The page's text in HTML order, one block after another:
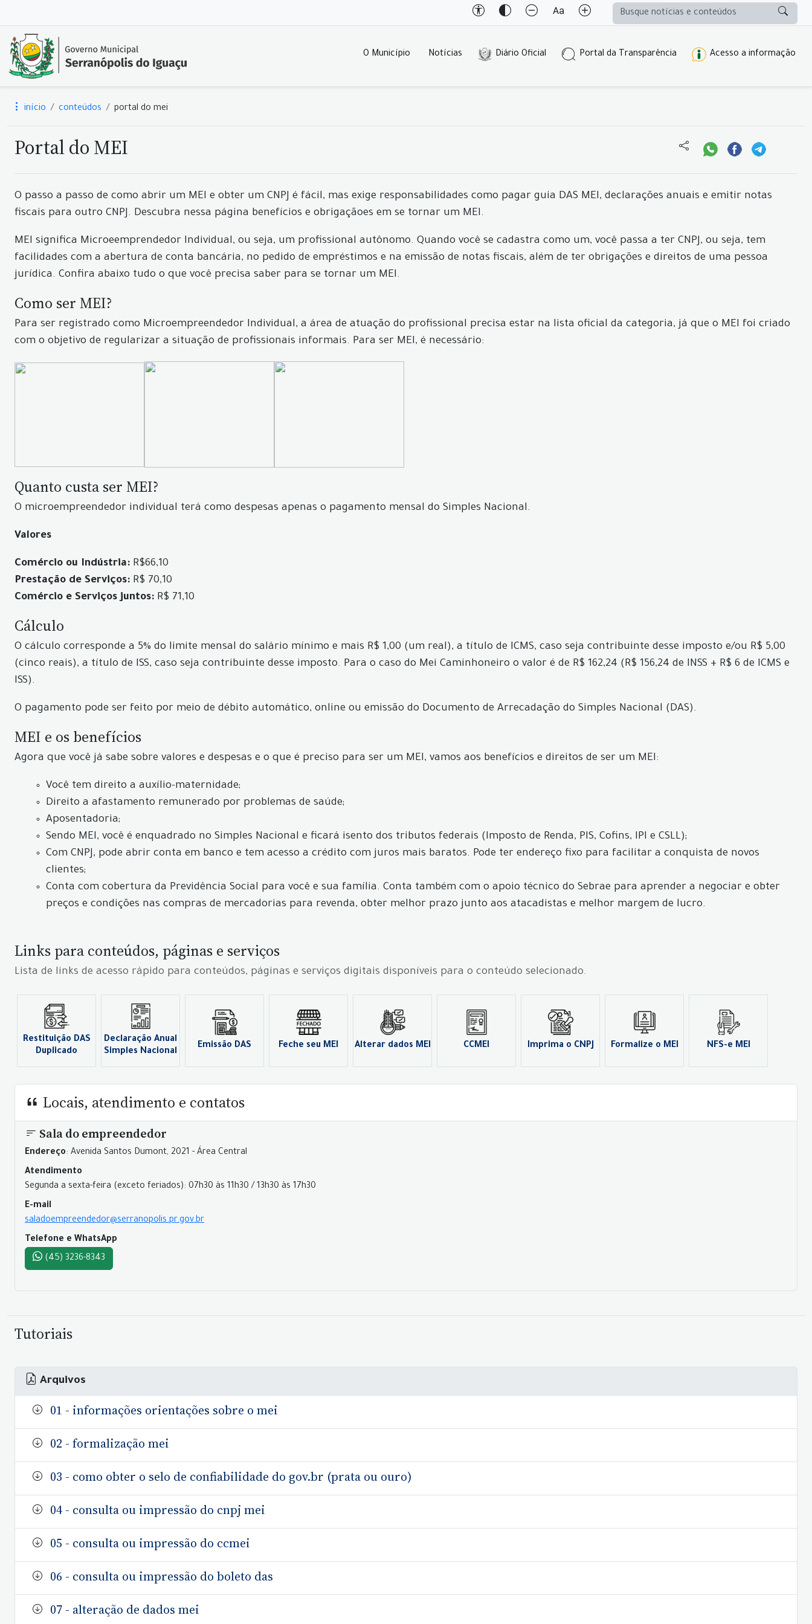
O Município Notícias Diário Oficial Portal da Transparência Acesso a informação
início conteúdos portal do mei
Portal do MEI
O passo a passo de como abrir um MEI e obter um CNPJ é fácil, mas exige responsabilidades como pagar guia DAS MEI, declarações anuais e emitir notas
fiscais para outro CNPJ. Descubra nessa página benefícios e obrigaçãoes em se tornar um MEI.
MEI significa Microeemprendedor Individual, ou seja, um profissional autônomo. Quando você se cadastra como um, você passa a ter CNPJ, ou seja, tem
facilidades com a abertura de conta bancária, no pedido de empréstimos e na emissão de notas fiscais, além de ter obrigações e direitos de uma pessoa
jurídica. Confira abaixo tudo o que você precisa saber para se tornar um MEI.
Como ser MEI?
Para ser registrado como Microempreendedor Individual, a área de atuação do profissional precisa estar na lista oficial da categoria, já que o MEI foi criado
com o objetivo de regularizar a situação de profissionais informais. Para ser MEI, é necessário:
Quanto custa ser MEI?
O microempreendedor individual terá como despesas apenas o pagamento mensal do Simples Nacional.
Valores
Comércio ou Indústria: R$66,10
Prestação de Serviços: R$ 70,10
Comércio e Serviços juntos: R$ 71,10
Cálculo
O cálculo corresponde a 5% do limite mensal do salário mínimo e mais R$ 1,00 (um real), a título de ICMS, caso seja contribuinte desse imposto e/ou R$ 5,00
(cinco reais), a título de ISS, caso seja contribuinte desse imposto. Para o caso do Mei Caminhoneiro o valor é de R$ 162,24 (R$ 156,24 de INSS + R$ 6 de ICMS e
ISS).
O pagamento pode ser feito por meio de débito automático, online ou emissão do Documento de Arrecadação do Simples Nacional (DAS).
MEI e os benefícios
Agora que você já sabe sobre valores e despesas e o que é preciso para ser um MEI, vamos aos benefícios e direitos de ser um MEI:
Você tem direito a auxílio-maternidade;
Direito a afastamento remunerado por problemas de saúde;
Aposentadoria;
Sendo MEI, você é enquadrado no Simples Nacional e ficará isento dos tributos federais (Imposto de Renda, PIS, Cofins, IPI e CSLL);
Com CNPJ, pode abrir conta em banco e tem acesso a crédito com juros mais baratos. Pode ter endereço fixo para facilitar a conquista de novos
clientes;
Conta com cobertura da Previdência Social para você e sua família. Conta também com o apoio técnico do Sebrae para aprender a negociar e obter
preços e condições nas compras de mercadorias para revenda, obter melhor prazo junto aos atacadistas e melhor margem de lucro.
Links para conteúdos, páginas e serviços
Lista de links de acesso rápido para conteúdos, páginas e serviços digitais disponíveis para o conteúdo selecionado.
Restituição DAS
Duplicado
Declaração Anual
Simples Nacional
Emissão DAS Feche seu MEI Alterar dados MEI CCMEI Imprima o CNPJ Formalize o MEI NFS-e MEI
Locais, atendimento e contatos
Sala do empreendedor
Endereço: Avenida Santos Dumont, 2021 - Área Central
Atendimento
Segunda a sexta-feira (exceto feriados): 07h30 às 11h30 / 13h30 às 17h30
E-mail
saladoempreendedor@serranopolis.pr.gov.br
Telefone e WhatsApp
(45) 3236-8343
Tutoriais
Arquivos
01 - informações orientações sobre o mei
02 - formalização mei
03 - como obter o selo de confiabilidade do gov.br (prata ou ouro)
04 - consulta ou impressão do cnpj mei
05 - consulta ou impressão do ccmei
06 - consulta ou impressão do boleto das
07 - alteração de dados mei